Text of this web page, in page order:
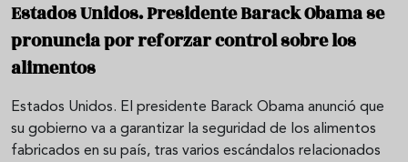
Estados Unidos. Presidente Barack Obama se
pronuncia por reforzar control sobre los
alimentos
Estados Unidos. El presidente Barack Obama anunció que
su gobierno va a garantizar la seguridad de los alimentos
fabricados en su país, tras varios escándalos relacionados